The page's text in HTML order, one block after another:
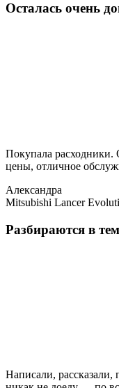
Осталась очень
Покупала расходники.
цены, отличное
Александра
Mitsubishi Lancer
Разбираются в
Написали, рассказали,